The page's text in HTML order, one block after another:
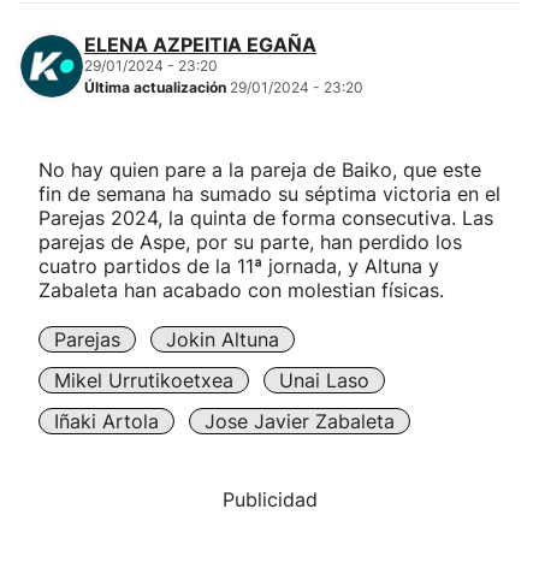
Más deportes
ELENA AZPEITIA EGAÑA
29/01/2024 - 23:20
Última actualización 29/01/2024 - 23:20
No hay quien pare a la pareja de Baiko, que este
fin de semana ha sumado su séptima victoria en el
Parejas 2024, la quinta de forma consecutiva. Las
parejas de Aspe, por su parte, han perdido los
cuatro partidos de la 11ª jornada, y Altuna y
Zabaleta han acabado con molestian físicas.
Parejas
Jokin Altuna
Mikel Urrutikoetxea
Unai Laso
Iñaki Artola
Jose Javier Zabaleta
Publicidad